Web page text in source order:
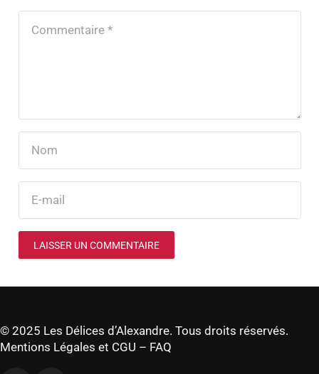
LAISSER UN COMMENTAIRE
© 2025 Les Délices d’Alexandre. Tous droits réservés.
Mentions Légales et CGU – FAQ